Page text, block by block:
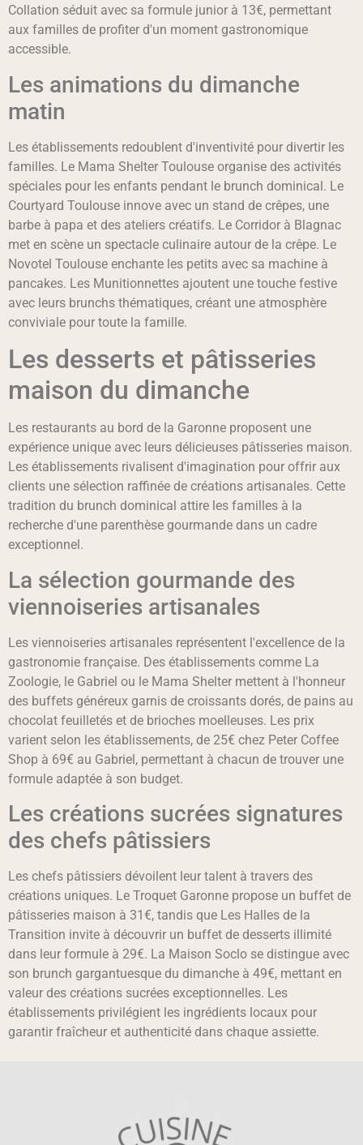
Collation séduit avec sa formule junior à 13€, permettant
aux familles de profiter d'un moment gastronomique
accessible.
Les animations du dimanche
matin
Les établissements redoublent d'inventivité pour divertir les
familles. Le Mama Shelter Toulouse organise des activités
spéciales pour les enfants pendant le brunch dominical. Le
Courtyard Toulouse innove avec un stand de crêpes, une
barbe à papa et des ateliers créatifs. Le Corridor à Blagnac
met en scène un spectacle culinaire autour de la crêpe. Le
Novotel Toulouse enchante les petits avec sa machine à
pancakes. Les Munitionnettes ajoutent une touche festive
avec leurs brunchs thématiques, créant une atmosphère
conviviale pour toute la famille.
Les desserts et pâtisseries
maison du dimanche
Les restaurants au bord de la Garonne proposent une
expérience unique avec leurs délicieuses pâtisseries maison.
Les établissements rivalisent d'imagination pour offrir aux
clients une sélection raffinée de créations artisanales. Cette
tradition du brunch dominical attire les familles à la
recherche d'une parenthèse gourmande dans un cadre
exceptionnel.
La sélection gourmande des
viennoiseries artisanales
Les viennoiseries artisanales représentent l'excellence de la
gastronomie française. Des établissements comme La
Zoologie, le Gabriel ou le Mama Shelter mettent à l'honneur
des buffets généreux garnis de croissants dorés, de pains au
chocolat feuilletés et de brioches moelleuses. Les prix
varient selon les établissements, de 25€ chez Peter Coffee
Shop à 69€ au Gabriel, permettant à chacun de trouver une
formule adaptée à son budget.
Les créations sucrées signatures
des chefs pâtissiers
Les chefs pâtissiers dévoilent leur talent à travers des
créations uniques. Le Troquet Garonne propose un buffet de
pâtisseries maison à 31€, tandis que Les Halles de la
Transition invite à découvrir un buffet de desserts illimité
dans leur formule à 29€. La Maison Soclo se distingue avec
son brunch gargantuesque du dimanche à 49€, mettant en
valeur des créations sucrées exceptionnelles. Les
établissements privilégient les ingrédients locaux pour
garantir fraîcheur et authenticité dans chaque assiette.